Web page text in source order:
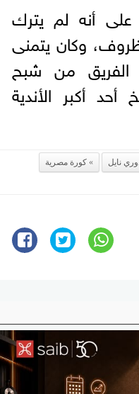
على أنه لم يترك
وكان يتمنى
الفريق من شبح
أحد أكبر الأندية
نايل
كورة مصرية